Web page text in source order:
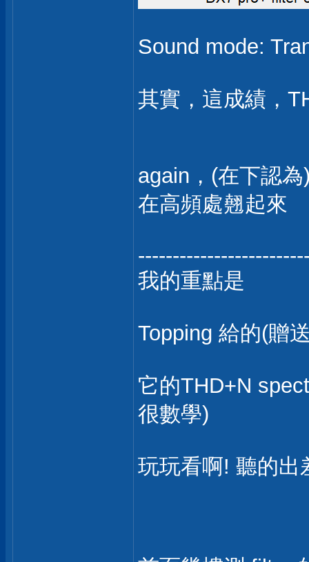
Sound mode:
其實，這成績，
again，(在下認
在高頻處翹起來
我的重點是
Topping 給的(贈
它的THD+N
很數學)
玩玩看啊! 聽的出